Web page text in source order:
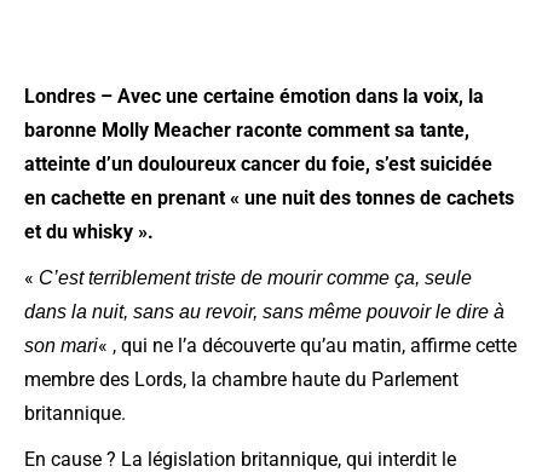
Londres – Avec une certaine émotion dans la voix, la
baronne Molly Meacher raconte comment sa tante,
atteinte d’un douloureux cancer du foie, s’est suicidée
en cachette en prenant « une nuit des tonnes de cachets
et du whisky ».
« C’est terriblement triste de mourir comme ça, seule
dans la nuit, sans au revoir, sans même pouvoir le dire à
son mari« , qui ne l’a découverte qu’au matin, affirme cette
membre des Lords, la chambre haute du Parlement
britannique.
En cause ? La législation britannique, qui interdit le